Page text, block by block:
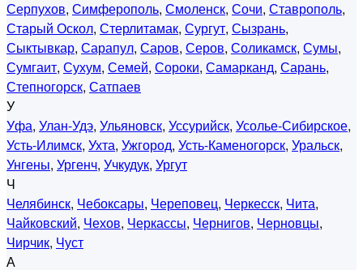
Серпухов, Симферополь, Смоленск, Сочи, Ставрополь,
Старый Оскол, Стерлитамак, Сургут, Сызрань,
Сыктывкар, Сарапул, Саров, Серов, Соликамск, Сумы,
Сумгаит, Сухум, Семей, Сороки, Самарканд, Сарань,
Степногорск, Сатпаев
У
Уфа, Улан-Удэ, Ульяновск, Уссурийск, Усолье-Сибирское,
Усть-Илимск, Ухта, Ужгород, Усть-Каменогорск, Уральск,
Унгены, Ургенч, Учкудук, Ургут
Ч
Челябинск, Чебоксары, Череповец, Черкесск, Чита,
Чайковский, Чехов, Черкассы, Чернигов, Черновцы,
Чирчик, Чуст
А